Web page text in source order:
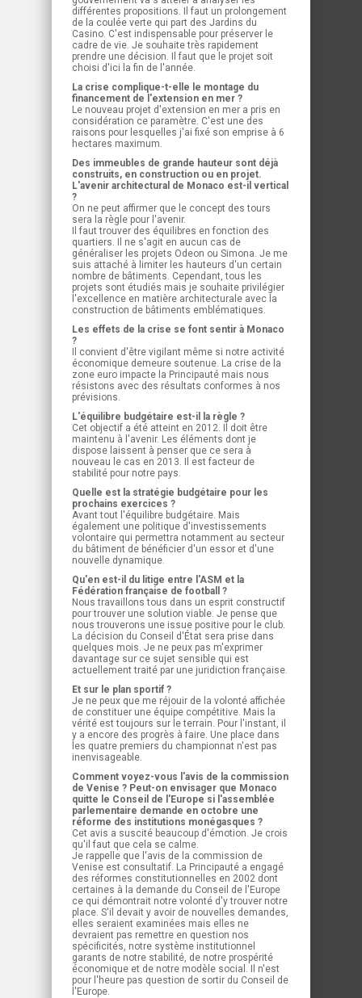
différentes propositions. Il faut un prolongement
de la coulée verte qui part des Jardins du
Casino. C'est indispensable pour préserver le
cadre de vie. Je souhaite très rapidement
prendre une décision. Il faut que le projet soit
choisi d'ici la fin de l'année.
La crise complique-t-elle le montage du
financement de l'extension en mer ?
Le nouveau projet d'extension en mer a pris en
considération ce paramètre. C'est une des
raisons pour lesquelles j'ai fixé son emprise à 6
hectares maximum.
Des immeubles de grande hauteur sont déjà
construits, en construction ou en projet.
L'avenir architectural de Monaco est-il vertical
?
On ne peut affirmer que le concept des tours
sera la règle pour l'avenir.
Il faut trouver des équilibres en fonction des
quartiers. Il ne s'agit en aucun cas de
généraliser les projets Odeon ou Simona. Je me
suis attaché à limiter les hauteurs d'un certain
nombre de bâtiments. Cependant, tous les
projets sont étudiés mais je souhaite privilégier
l'excellence en matière architecturale avec la
construction de bâtiments emblématiques.
Les effets de la crise se font sentir à Monaco
?
Il convient d'être vigilant même si notre activité
économique demeure soutenue. La crise de la
zone euro impacte la Principauté mais nous
résistons avec des résultats conformes à nos
prévisions.
L'équilibre budgétaire est-il la règle ?
Cet objectif a été atteint en 2012. Il doit être
maintenu à l'avenir. Les éléments dont je
dispose laissent à penser que ce sera à
nouveau le cas en 2013. Il est facteur de
stabilité pour notre pays.
Quelle est la stratégie budgétaire pour les
prochains exercices ?
Avant tout l'équilibre budgétaire. Mais
également une politique d'investissements
volontaire qui permettra notamment au secteur
du bâtiment de bénéficier d'un essor et d'une
nouvelle dynamique.
Qu'en est-il du litige entre l'ASM et la
Fédération française de football ?
Nous travaillons tous dans un esprit constructif
pour trouver une solution viable. Je pense que
nous trouverons une issue positive pour le club.
La décision du Conseil d'État sera prise dans
quelques mois. Je ne peux pas m'exprimer
davantage sur ce sujet sensible qui est
actuellement traité par une juridiction française.
Et sur le plan sportif ?
Je ne peux que me réjouir de la volonté affichée
de constituer une équipe compétitive. Mais la
vérité est toujours sur le terrain. Pour l'instant, il
y a encore des progrès à faire. Une place dans
les quatre premiers du championnat n'est pas
inenvisageable.
Comment voyez-vous l'avis de la commission
de Venise ? Peut-on envisager que Monaco
quitte le Conseil de l'Europe si l'assemblée
parlementaire demande en octobre une
réforme des institutions monégasques ?
Cet avis a suscité beaucoup d'émotion. Je crois
qu'il faut que cela se calme.
Je rappelle que l'avis de la commission de
Venise est consultatif. La Principauté a engagé
des réformes constitutionnelles en 2002 dont
certaines à la demande du Conseil de l'Europe
ce qui démontrait notre volonté d'y trouver notre
place. S'il devait y avoir de nouvelles demandes,
elles seraient examinées mais elles ne
devraient pas remettre en question nos
spécificités, notre système institutionnel
garants de notre stabilité, de notre prospérité
économique et de notre modèle social. Il n'est
pour l'heure pas question de sortir du Conseil de
l'Europe.